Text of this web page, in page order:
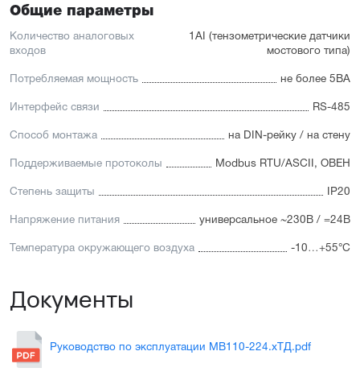
Общие параметры
Количество аналоговых
входов
1AI (тензометрические датчики
мостового типа)
Потребляемая мощность не более 5ВА
Интерфейс связи RS-485
Способ монтажа на DIN-рейку / на стену
Поддерживаемые протоколы Modbus RTU/ASCII, ОВЕН
Степень защиты IP20
Напряжение питания универсальное ~230В / =24В
Температура окружающего воздуха -10…+55°С
Документы
Руководство по эксплуатации МВ110-224.хТД.pdf